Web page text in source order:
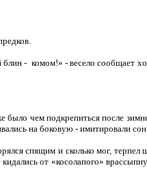
- комом!» - весело сообщает
было чем подкрепиться после
на боковую - имитировали
спящим и сколько мог, терпел
от «косолапого»